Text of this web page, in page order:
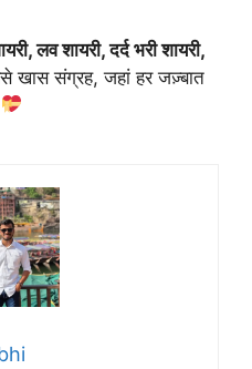
लव शायरी, दर्द भरी शायरी,
खास संग्रह, जहां हर जज़्बात